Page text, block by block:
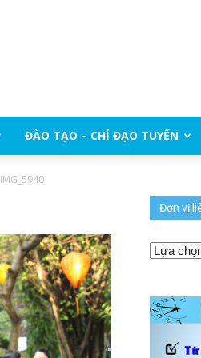
ĐÀO TẠO – CHỈ ĐẠO TUYẾN
IMG_5940
Đơn vị